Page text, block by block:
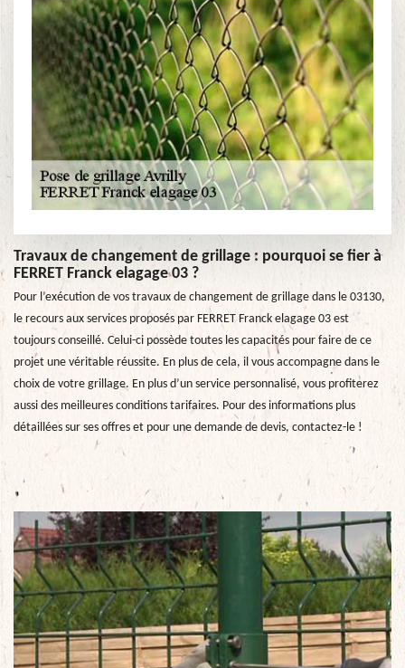
Travaux de changement de grillage : pourquoi se fier à
FERRET Franck elagage 03 ?
Pour l’exécution de vos travaux de changement de grillage dans le 03130,
le recours aux services proposés par FERRET Franck elagage 03 est
toujours conseillé. Celui-ci possède toutes les capacités pour faire de ce
projet une véritable réussite. En plus de cela, il vous accompagne dans le
choix de votre grillage. En plus d’un service personnalisé, vous profiterez
aussi des meilleures conditions tarifaires. Pour des informations plus
détaillées sur ses offres et pour une demande de devis, contactez-le !